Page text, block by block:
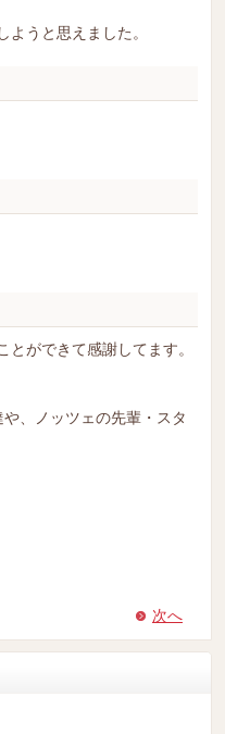
うと思えました。
ができて感謝してます。
、ノッツェの先輩・スタ
次へ